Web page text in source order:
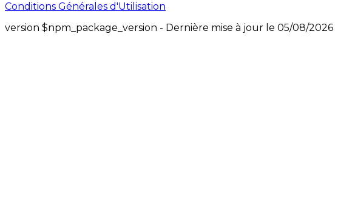
Conditions Générales d'Utilisation
version $npm_package_version - Dernière mise à jour le 05/08/2026